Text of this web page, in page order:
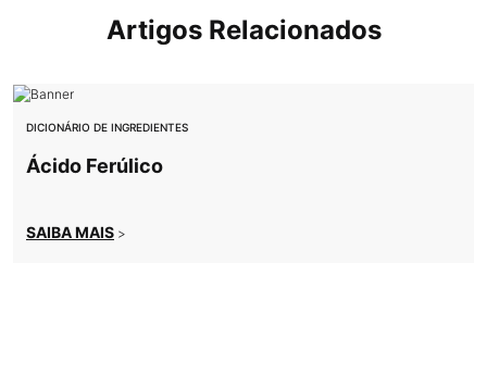
Artigos Relacionados
DICIONÁRIO DE INGREDIENTES
Ácido Ferúlico
SAIBA MAIS >